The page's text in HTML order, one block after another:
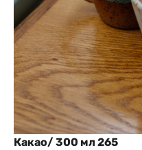
Какао/ 300 мл 265